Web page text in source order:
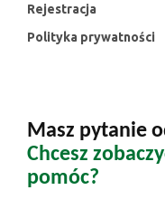
Rejestracja
Polityka prywatności
Masz pytanie
Chcesz
pomóc?